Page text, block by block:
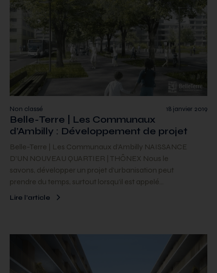
18 janvier 2019
Non classé
Belle-Terre | Les Communaux
d’Ambilly : Développement de projet
Belle-Terre | Les Communaux d’Ambilly NAISSANCE
D’UN NOUVEAU QUARTIER | THÔNEX Nous le
savons, développer un projet d’urbanisation peut
prendre du temps, surtout lorsqu’il est appelé…
Lire l’article